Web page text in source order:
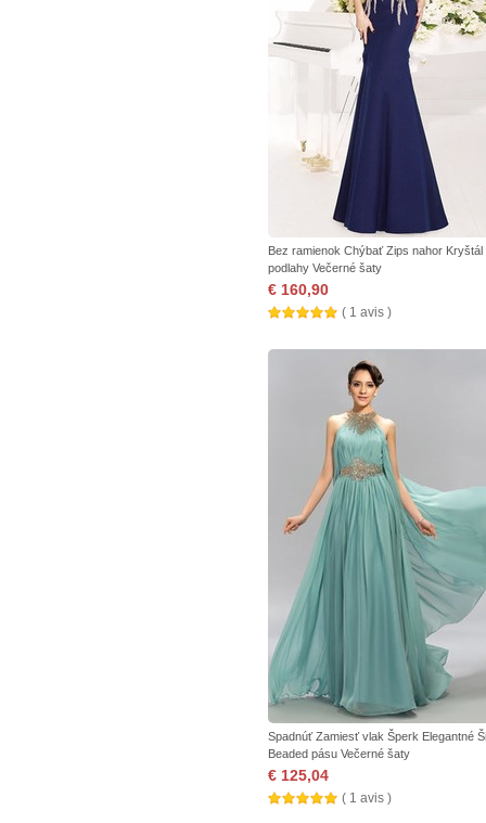
Bez ramienok Chýbať Zips nahor Kryštál
podlahy Večerné šaty
€ 160,90
( 1 avis )
Spadnúť Zamiesť vlak Šperk Elegantné
Beaded pásu Večerné šaty
€ 125,04
( 1 avis )